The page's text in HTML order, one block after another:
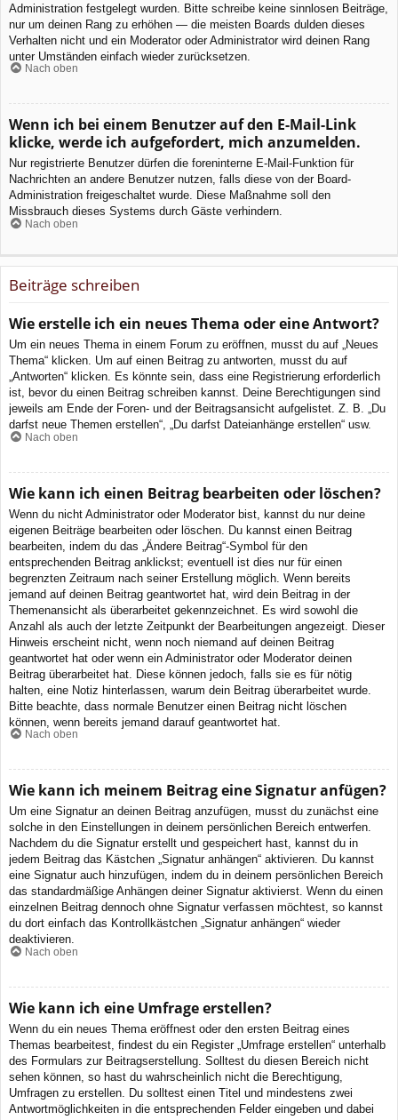
Administration festgelegt wurden. Bitte schreibe keine sinnlosen Beiträge,
nur um deinen Rang zu erhöhen — die meisten Boards dulden dieses
Verhalten nicht und ein Moderator oder Administrator wird deinen Rang
unter Umständen einfach wieder zurücksetzen.
Nach oben
Wenn ich bei einem Benutzer auf den E-Mail-Link
klicke, werde ich aufgefordert, mich anzumelden.
Nur registrierte Benutzer dürfen die foreninterne E-Mail-Funktion für
Nachrichten an andere Benutzer nutzen, falls diese von der Board-
Administration freigeschaltet wurde. Diese Maßnahme soll den
Missbrauch dieses Systems durch Gäste verhindern.
Nach oben
Beiträge schreiben
Wie erstelle ich ein neues Thema oder eine Antwort?
Um ein neues Thema in einem Forum zu eröffnen, musst du auf „Neues
Thema“ klicken. Um auf einen Beitrag zu antworten, musst du auf
„Antworten“ klicken. Es könnte sein, dass eine Registrierung erforderlich
ist, bevor du einen Beitrag schreiben kannst. Deine Berechtigungen sind
jeweils am Ende der Foren- und der Beitragsansicht aufgelistet. Z. B. „Du
darfst neue Themen erstellen“, „Du darfst Dateianhänge erstellen“ usw.
Nach oben
Wie kann ich einen Beitrag bearbeiten oder löschen?
Wenn du nicht Administrator oder Moderator bist, kannst du nur deine
eigenen Beiträge bearbeiten oder löschen. Du kannst einen Beitrag
bearbeiten, indem du das „Ändere Beitrag“-Symbol für den
entsprechenden Beitrag anklickst; eventuell ist dies nur für einen
begrenzten Zeitraum nach seiner Erstellung möglich. Wenn bereits
jemand auf deinen Beitrag geantwortet hat, wird dein Beitrag in der
Themenansicht als überarbeitet gekennzeichnet. Es wird sowohl die
Anzahl als auch der letzte Zeitpunkt der Bearbeitungen angezeigt. Dieser
Hinweis erscheint nicht, wenn noch niemand auf deinen Beitrag
geantwortet hat oder wenn ein Administrator oder Moderator deinen
Beitrag überarbeitet hat. Diese können jedoch, falls sie es für nötig
halten, eine Notiz hinterlassen, warum dein Beitrag überarbeitet wurde.
Bitte beachte, dass normale Benutzer einen Beitrag nicht löschen
können, wenn bereits jemand darauf geantwortet hat.
Nach oben
Wie kann ich meinem Beitrag eine Signatur anfügen?
Um eine Signatur an deinen Beitrag anzufügen, musst du zunächst eine
solche in den Einstellungen in deinem persönlichen Bereich entwerfen.
Nachdem du die Signatur erstellt und gespeichert hast, kannst du in
jedem Beitrag das Kästchen „Signatur anhängen“ aktivieren. Du kannst
eine Signatur auch hinzufügen, indem du in deinem persönlichen Bereich
das standardmäßige Anhängen deiner Signatur aktivierst. Wenn du einen
einzelnen Beitrag dennoch ohne Signatur verfassen möchtest, so kannst
du dort einfach das Kontrollkästchen „Signatur anhängen“ wieder
deaktivieren.
Nach oben
Wie kann ich eine Umfrage erstellen?
Wenn du ein neues Thema eröffnest oder den ersten Beitrag eines
Themas bearbeitest, findest du ein Register „Umfrage erstellen“ unterhalb
des Formulars zur Beitragserstellung. Solltest du diesen Bereich nicht
sehen können, so hast du wahrscheinlich nicht die Berechtigung,
Umfragen zu erstellen. Du solltest einen Titel und mindestens zwei
Antwortmöglichkeiten in die entsprechenden Felder eingeben und dabei